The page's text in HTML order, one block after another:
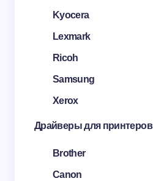
Kyocera
Lexmark
Ricoh
Samsung
Xerox
Драйверы для принтеров
Brother
Canon